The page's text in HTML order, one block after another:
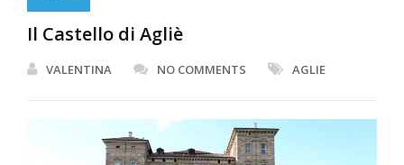
Il Castello di Agliè
VALENTINA NO COMMENTS AGLIE